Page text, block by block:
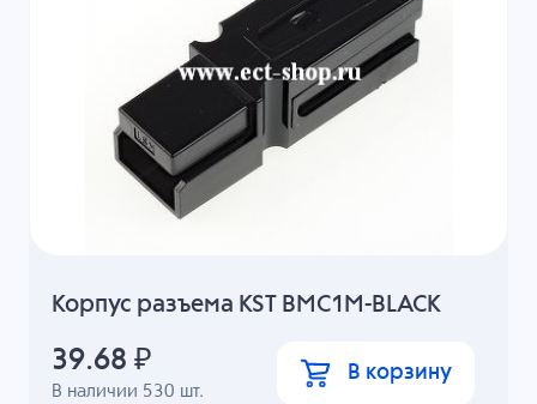
Корпус разъема KST BMC1M-BLACK
В наличии 530 шт.
39.68 ₽ В корзину